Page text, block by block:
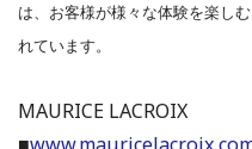
は、お客様が様々な体験を楽し
れています。
MAURICE LACROIX